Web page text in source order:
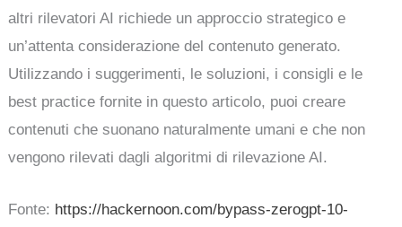
altri rilevatori AI richiede un approccio strategico e
un’attenta considerazione del contenuto generato.
Utilizzando i suggerimenti, le soluzioni, i consigli e le
best practice fornite in questo articolo, puoi creare
contenuti che suonano naturalmente umani e che non
vengono rilevati dagli algoritmi di rilevazione AI.
Fonte: https://hackernoon.com/bypass-zerogpt-10-